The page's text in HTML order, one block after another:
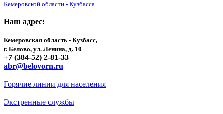
Кемеровской области - Кузбасса
Наш адрес:
Кемеровская область - Кузбасс,
г. Белово, ул. Ленина, д. 10
+7 (384-52) 2-81-33
abr@belovorn.ru
Горячие линии для населения
Экстренные службы